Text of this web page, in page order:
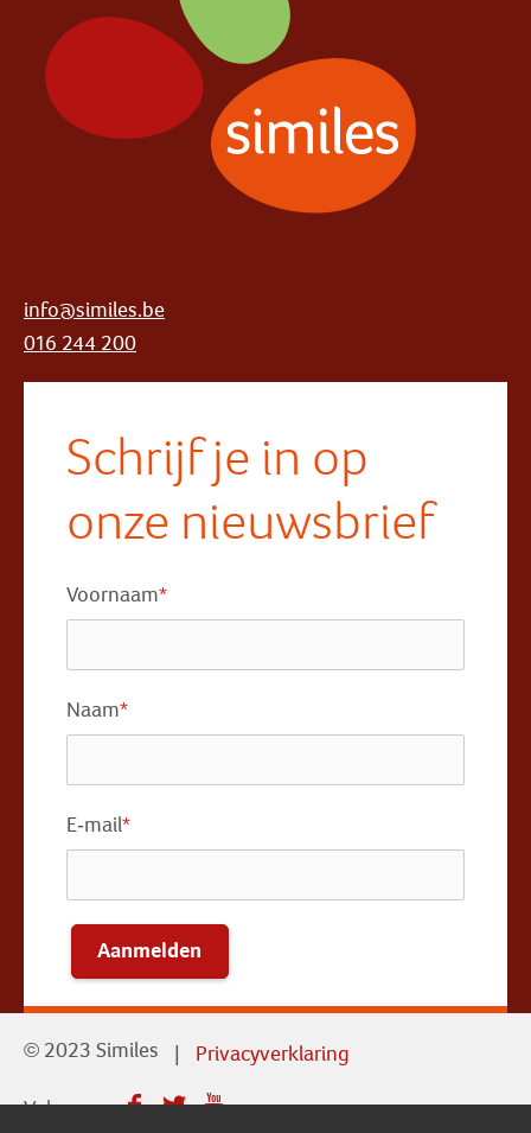
info@similes.be
016 244 200
Schrijf je in op
onze nieuwsbrief
Voornaam*
Naam*
E-mail*
Aanmelden
© 2023 Similes Privacyverklaring
Volg ons